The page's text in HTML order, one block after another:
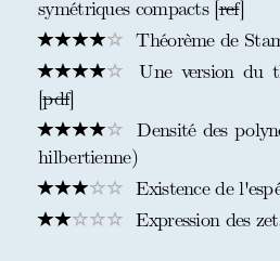
symétriques compacts [ref]
Théorème de
Une version du
[pdf]
Densité des
hilbertienne)
Existence de
Expression des